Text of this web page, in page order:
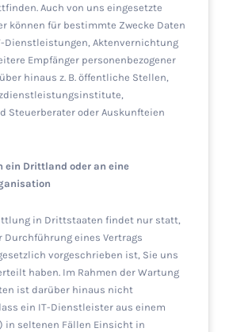
Auch von uns eingesetzte
können für bestimmte Zwecke Daten
Dienstleistungen, Aktenvernichtung
Empfänger personenbezogener
hinaus z. B. öffentliche Stellen,
Steuerberater oder Auskunfteien
ein Drittland oder an eine
in Drittstaaten findet nur statt,
Durchführung eines Vertrags
vorgeschrieben ist, Sie uns
haben. Im Rahmen der Wartung
ist darüber hinaus nicht
ein IT-Dienstleister aus einem
in seltenen Fällen Einsicht in